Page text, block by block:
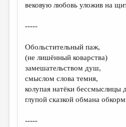
ЛИТЕРАТУРОВЕДЕНИЕ
КУЛЬТУРОВЕДЕНИЕ
ПУБЛИЦИСТИКА
РЕЦЕНЗИРОВАНИЕ
ЦИКЛЫ ПУБЛИКАЦИЙ
ТРЕДИАКОВСКИЙ
вековую любовь уложив на
-----
Обольстительный паж,
(не лишённый коварства)
замешательством душ,
смыслом слова темня,
колупая натёки бессмыслицы
глупой сказкой обмана
-----